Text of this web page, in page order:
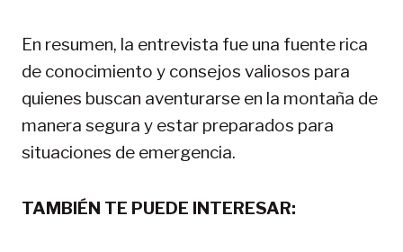
En resumen, la entrevista fue una fuente rica
de conocimiento y consejos valiosos para
quienes buscan aventurarse en la montaña de
manera segura y estar preparados para
situaciones de emergencia.
TAMBIÉN TE PUEDE INTERESAR: